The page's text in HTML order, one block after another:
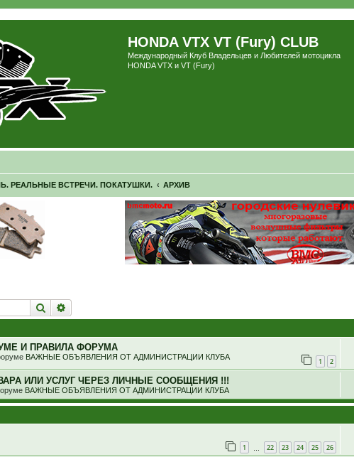
HONDA VTX VT (Fury) CLUB
Международный Клуб Владельцев и Любителей мотоцикла
HONDA VTX и VT (Fury)
РЕАЛЬНЫЕ ВСТРЕЧИ. ПОКАТУШКИ. АРХИВ
Поиск
И ПРАВИЛА ФОРУМА
ВАЖНЫЕ ОБЪЯВЛЕНИЯ ОТ АДМИНИСТРАЦИИ КЛУБА 1 2
ИЛИ УСЛУГ ЧЕРЕЗ ЛИЧНЫЕ СООБЩЕНИЯ !!!
ВАЖНЫЕ ОБЪЯВЛЕНИЯ ОТ АДМИНИСТРАЦИИ КЛУБА
1 22 23 24 25 26